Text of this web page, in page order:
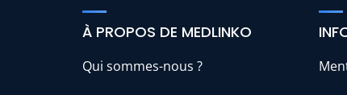
À PROPOS DE MEDLINKO
Qui sommes-nous ?